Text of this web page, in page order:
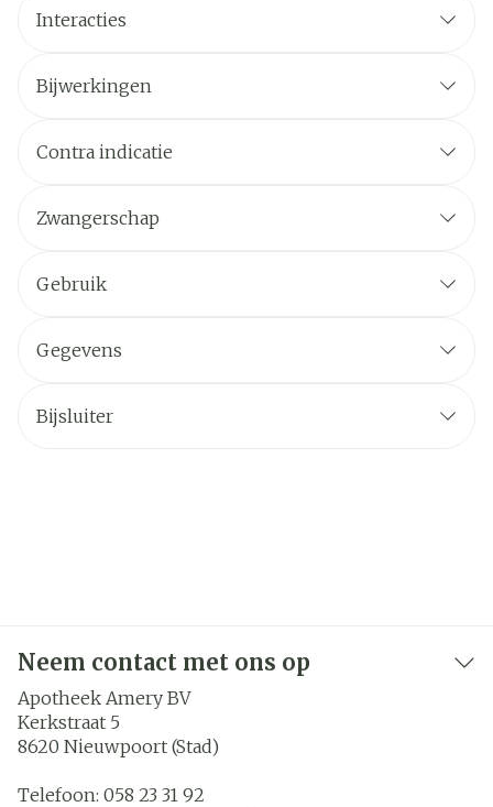
Interacties
Bijwerkingen
Contra indicatie
Zwangerschap
Gebruik
Gegevens
Bijsluiter
Neem contact met ons op
Apotheek Amery BV
Kerkstraat 5
8620 Nieuwpoort (Stad)
Telefoon: 058 23 31 92